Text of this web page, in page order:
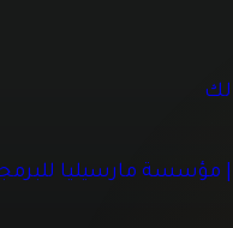
للبرمجيات
مؤسسة مارسيليا